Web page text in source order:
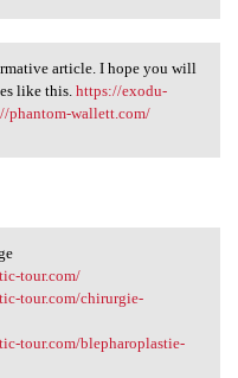
article. I hope you will
like this.https://exodu-
phantom-wallett.com/
tour.com/
tour.com/chirurgie-
tour.com/blepharoplastie-